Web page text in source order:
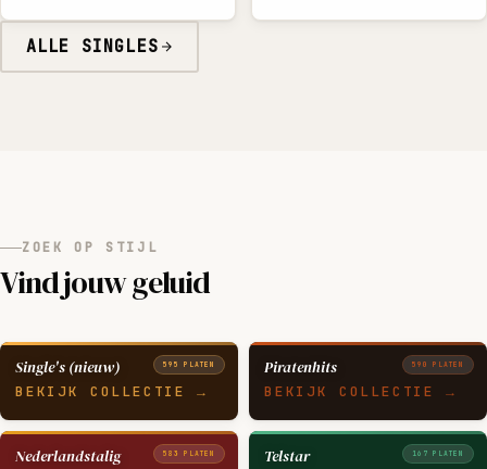
ALLE SINGLES
ZOEK OP STIJL
Vind jouw geluid
595 PLATEN
Single's (nieuw)
BEKIJK COLLECTIE →
590 PLATEN
Piratenhits
BEKIJK COLLECTIE →
583 PLATEN
Nederlandstalig 167 PLATEN
Telstar